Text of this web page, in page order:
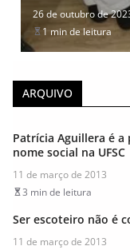
26 de outubro de
1 min de leitura
ARQUIVO
Patrícia Aguillera é
nome social na UFSC
11 de março de 2013
3 min de leitura
Ser escoteiro não é
11 de março de 2013